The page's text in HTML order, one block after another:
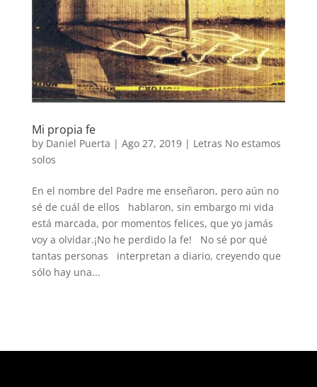
Mi propia fe
by Daniel Puerta | Ago 27, 2019| Letras No estamos
solos
En el nombre del Padre me enseñaron, pero aún no
sé de cuál de ellos hablaron, sin embargo mi vida
está marcada, por momentos felices, que yo jamás
voy a olvidar.¡No he perdido la fe! No sé por qué
tantas personas interpretan a diario, creyendo que
sólo hay una...